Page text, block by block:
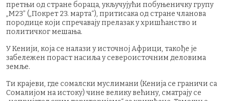
претњи од стране бораца, укључујући побуњеничку групу
„М23” („Покрет 23. марта“), притисака од стране чланова
породице који спречавају прелазак у хришћанство и
политичког мешања.
У Кенији, која се налази у источној Африци, такође је
забележен пораст насиља у североисточним деловима
земље.
Ти крајеви, где сомалски муслимани (Кенија се граничи са
Сомалијом на истоку) чине велику већину, сматрају се